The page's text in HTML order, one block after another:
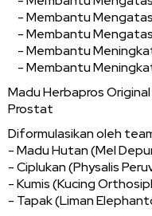
- Membantu
- Membantu
- Membantu
- Membantu
Madu Herbapros
Prostat
Diformulasikan oleh
- Madu Hutan (Mel
- Ciplukan (Physalis
- Kumis (Kucing
- Tapak (Liman